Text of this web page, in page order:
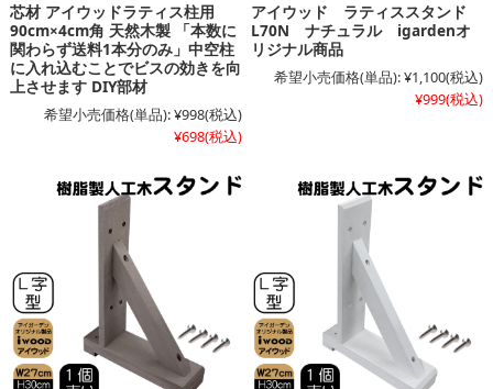
芯材 アイウッドラティス柱用
90cm×4cm角 天然木製 「本数に
関わらず送料1本分のみ」中空柱
に入れ込むことでビスの効きを向
上させます DIY部材
希望小売価格(単品):¥998(税込)
¥698(税込)
アイウッド ラティススタンド
L70N ナチュラル igardenオ
リジナル商品
希望小売価格(単品):¥1,100(税込)
¥999(税込)